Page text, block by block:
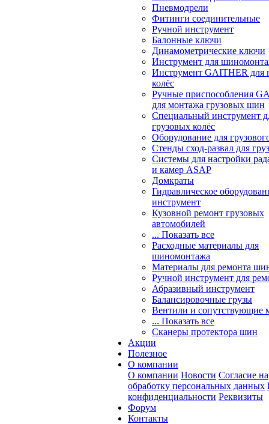
Пневмодрели
Фитинги соединительные
Ручной инструмент
Балонные ключи
Динамометрические ключи
Инструмент для
Инструмент GAITHER для
колёс
Ручные приспособления
для монтажа грузовых шин
Специальный инструмент
грузовых колёс
Оборудование для
Стенды сход-развал для
Системы для настройки
и камер ASAP
Домкраты
Гидравлическое
инструмент
Кузовной ремонт грузовых
автомобилей
... Показать все
Расходные материалы для
шиномонтажа
Материалы для ремонта
Ручной инструмент для
Абразивный инструмент
Балансировочные грузы
Вентили и сопутствующие
... Показать все
Сканеры протектора шин
Акции
Полезное
О компании
О компании Новости Согласие на
обработку персональных данных
конфиденциальности Реквизиты
Форум
Контакты